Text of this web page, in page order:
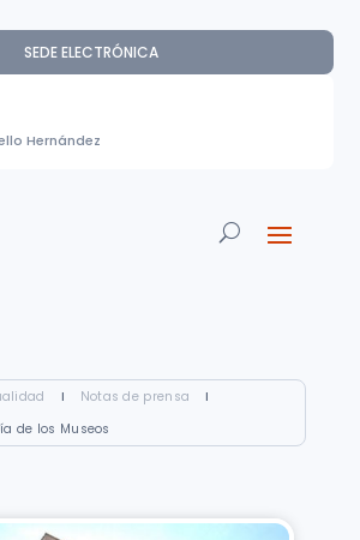
SEDE ELECTRÓNICA
Hernández
I Notas de prensa
I
de los Museos